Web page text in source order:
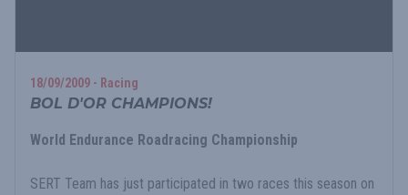
18/09/2009 - Racing
BOL D'OR CHAMPIONS!
World Endurance Roadracing Championship
SERT Team has just participated in two races this season on